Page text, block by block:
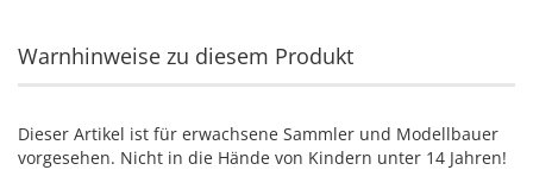
Warnhinweise zu diesem Produkt
Dieser Artikel ist für erwachsene Sammler und Modellbauer
vorgesehen. Nicht in die Hände von Kindern unter 14 Jahren!